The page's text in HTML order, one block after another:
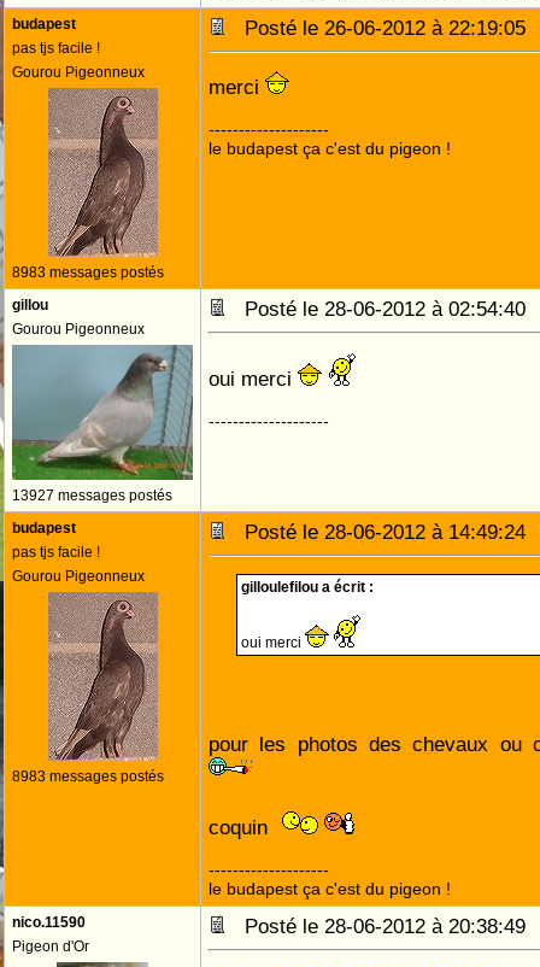
budapest
pas tjs facile !
Gourou Pigeonneux
8983 messages postés
Posté le 26-06-2012 à
merci
--------------------
le budapest ça c'est du pigeon !
gillou
Gourou Pigeonneux
13927 messages postés
Posté le 28-06-2012 à
oui merci
--------------------
budapest
pas tjs facile !
Gourou Pigeonneux
8983 messages postés
Posté le 28-06-2012 à
gilloulefilou a écrit :
oui merci
pour les photos des chevaux ou
coquin
--------------------
le budapest ça c'est du pigeon !
nico.11590
Pigeon d'Or
Posté le 28-06-2012 à